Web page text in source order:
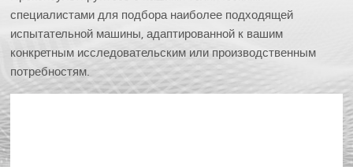
специалистами для подбора наиболее подходящей
испытательной машины, адаптированной к вашим
конкретным исследовательским или производственным
потребностям.